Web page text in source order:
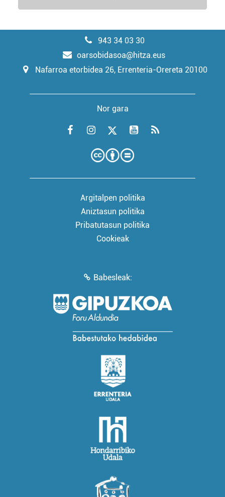
943 34 03 30
oarsobidasoa@hitza.eus
Nafarroa etorbidea 26, Errenteria-Orereta 20100
Nor gara
Argitalpen politika
Aniztasun politika
Pribatutasun politika
Cookieak
Babesleak: